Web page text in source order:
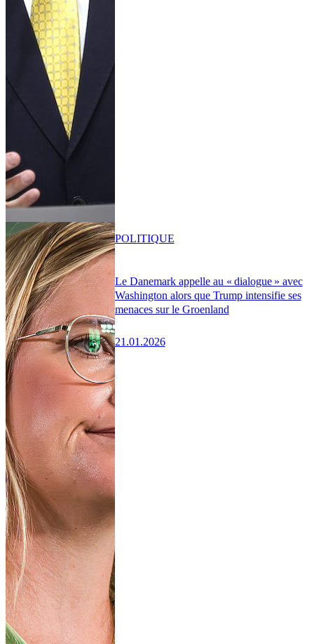
Le Danemark appelle au « dialogue » avec
Washington alors que Trump intensifie ses
menaces sur le Groenland
21.01.2026
POLITIQUE